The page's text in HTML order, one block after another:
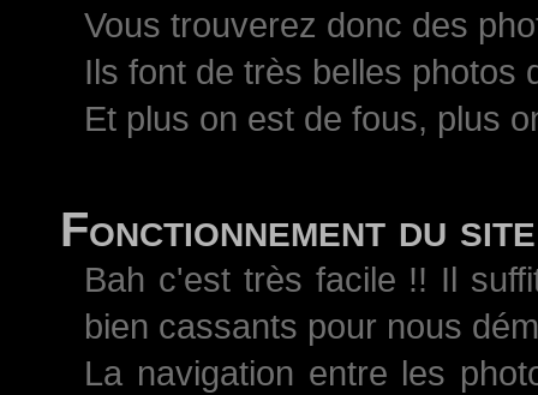
Vous trouverez donc des
Ils font de très belles photos
Et plus on est de fous, plus
Fonctionnement du site
Bah c'est très facile !! Il
bien cassants pour nous
La navigation entre les